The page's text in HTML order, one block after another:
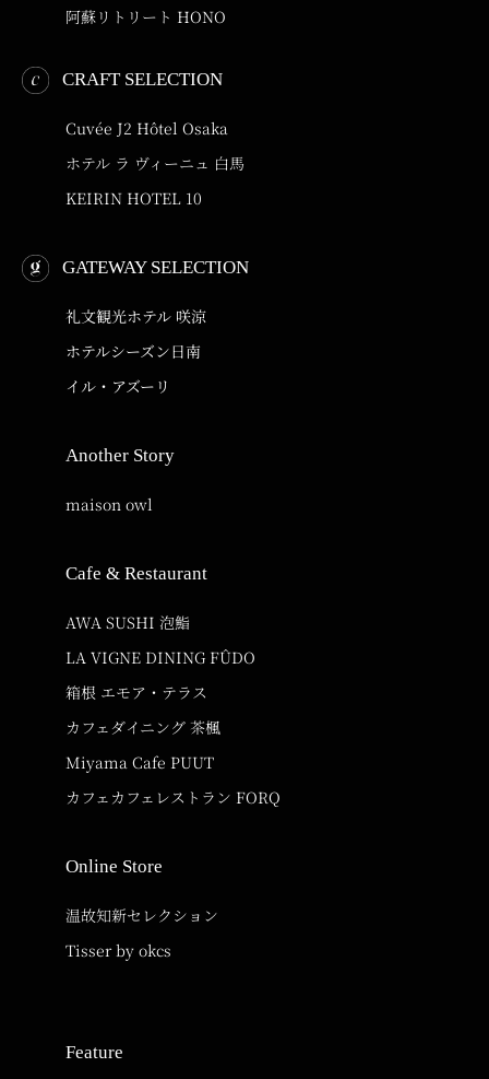
阿蘇リトリート HONO
CRAFT SELECTION
Cuvée J2 Hôtel Osaka
ホテル ラ ヴィーニュ 白馬
KEIRIN HOTEL 10
GATEWAY SELECTION
礼文観光ホテル 咲涼
ホテルシーズン日南
イル・アズーリ
Another Story
maison owl
Cafe & Restaurant
AWA SUSHI 泡鮨
LA VIGNE DINING FÛDO
箱根 エモア・テラス
カフェダイニング 茶楓
Miyama Cafe PUUT
カフェカフェレストラン FORQ
Online Store
温故知新セレクション
Tisser by okcs
Feature